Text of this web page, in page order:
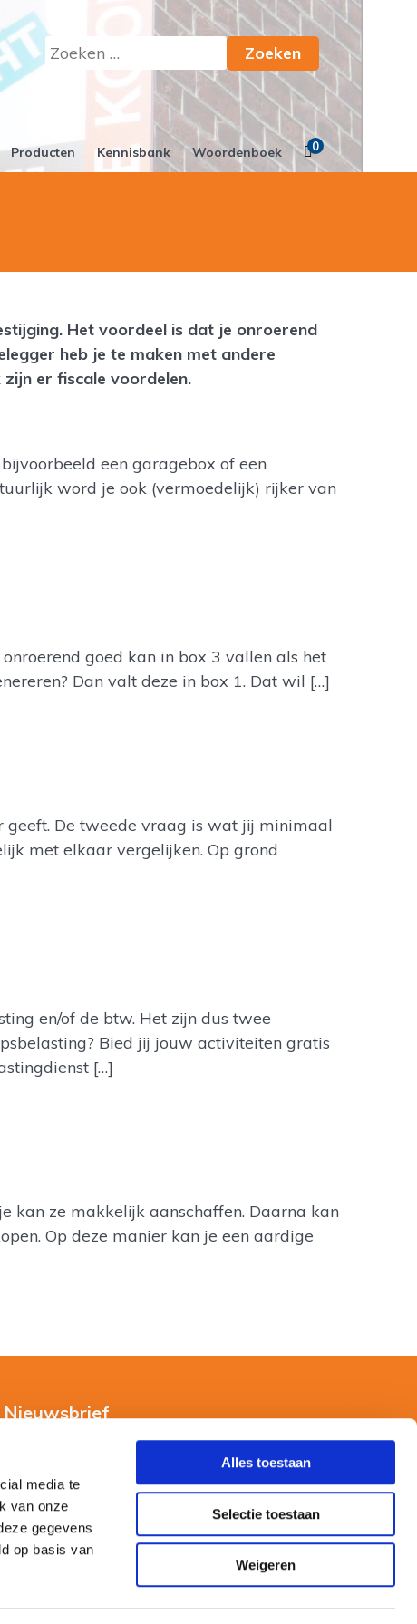
media te
van onze
gegevens
op basis van
Alles toestaan
Selectie toestaan
Weigeren
Zoeken
naar:
Producten Kennisbank Woordenboek 0
Het voordeel is dat je onroerend
heb je te maken met andere
er fiscale voordelen.
een garagebox of een
word je ook (vermoedelijk) rijker van
goed kan in box 3 vallen als het
Dan valt deze in box 1. Dat wil […]
geeft. De tweede vraag is wat jij minimaal
met elkaar vergelijken. Op grond
en/of de btw. Het zijn dus twee
Bied jij jouw activiteiten gratis
[…]
kan ze makkelijk aanschaffen. Daarna kan
Op deze manier kan je een aardige
Nieuwsbrief